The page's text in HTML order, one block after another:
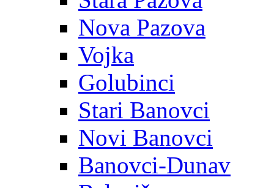
Nova Pazova
Vojka
Golubinci
Stari Banovci
Novi Banovci
Banovci-Dunav